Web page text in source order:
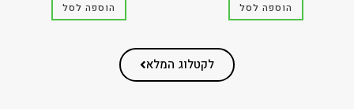
הוספה לסל הוספה לסל
לקטלוג המלא